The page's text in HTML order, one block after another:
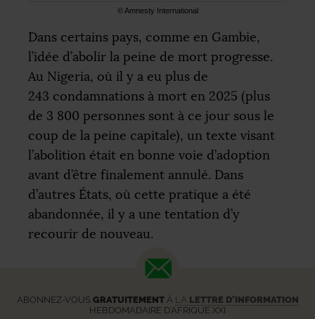
© Amnesty International
Dans certains pays, comme en Gambie,
l’idée d’abolir la peine de mort progresse.
Au Nigeria, où il y a eu plus de
243 condamnations à mort en 2025 (plus
de 3 800 personnes sont à ce jour sous le
coup de la peine capitale), un texte visant
l’abolition était en bonne voie d’adoption
avant d’être finalement annulé. Dans
d’autres États, où cette pratique a été
abandonnée, il y a une tentation d’y
recourir de nouveau.
ABONNEZ-VOUS GRATUITEMENTÀ LA LETTRE D’INFORMATION
HEBDOMADAIRE D’AFRIQUE XXI